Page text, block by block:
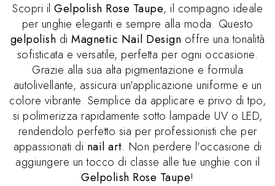
Scopri il Gelpolish Rose Taupe, il compagno ideale
per unghie eleganti e sempre alla moda. Questo
gelpolish di Magnetic Nail Design offre una tonalità
sofisticata e versatile, perfetta per ogni occasione.
Grazie alla sua alta pigmentazione e formula
autolivellante, assicura un'applicazione uniforme e un
colore vibrante. Semplice da applicare e privo di tpo,
si polimerizza rapidamente sotto lampade UV o LED,
rendendolo perfetto sia per professionisti che per
appassionati di nail art. Non perdere l'occasione di
aggiungere un tocco di classe alle tue unghie con il
Gelpolish Rose Taupe!